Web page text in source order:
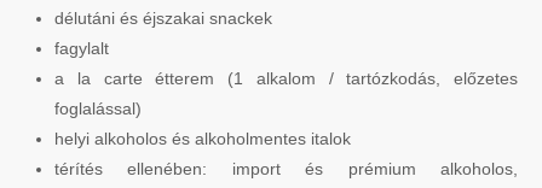
délutáni és éjszakai snackek
fagylalt
a la carte étterem (1 alkalom / tartózkodás, előzetes
foglalással)
helyi alkoholos és alkoholmentes italok
térítés ellenében: import és prémium alkoholos,